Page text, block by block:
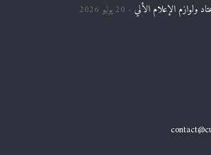
ولوازم الإعلام الألي 20 يوليو 2026